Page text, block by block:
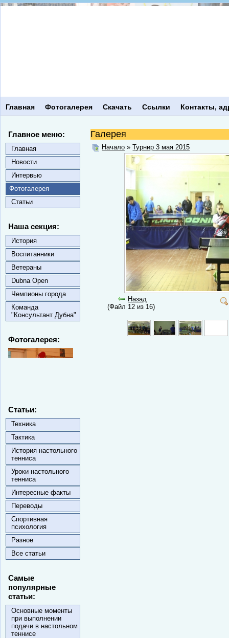
Главная Фотогалерея Скачать Ссылки Контакты,
Главное меню:
Главная
Новости
Интервью
Фотогалерея
Статьи
Наша секция:
История
Воспитанники
Ветераны
Dubna Open
Чемпионы города
Команда
"Консультант Дубна"
Фотогалерея:
Статьи:
Техника
Тактика
История настольного
тенниса
Уроки настольного
тенниса
Интересные факты
Переводы
Спортивная
психология
Разное
Все статьи
Самые
популярные
статьи:
Основные моменты
при выполнении
подачи в настольном
теннисе
Галерея
Начало »Турнир 3 мая 2015
Назад
(Файл 12 из 16)